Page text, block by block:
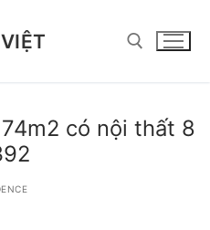
có nội thất 8